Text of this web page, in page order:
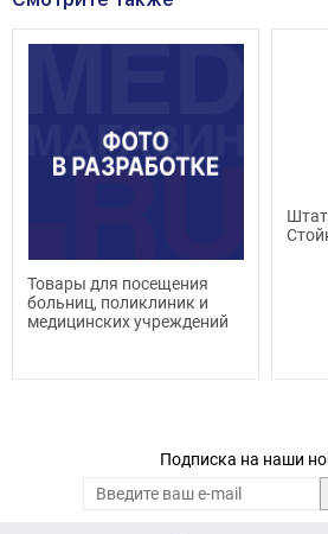
Товары для посещения
больниц, поликлиник и
медицинских учреждений
Подписка на наши